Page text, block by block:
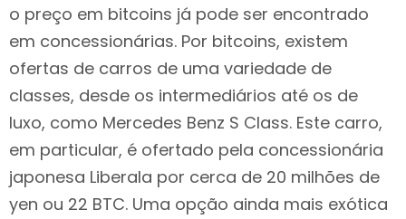
o preço em bitcoins já pode ser encontrado
em concessionárias. Por bitcoins, existem
ofertas de carros de uma variedade de
classes, desde os intermediários até os de
luxo, como Mercedes Benz S Class. Este carro,
em particular, é ofertado pela concessionária
japonesa Liberala por cerca de 20 milhões de
yen ou 22 BTC. Uma opção ainda mais exótica